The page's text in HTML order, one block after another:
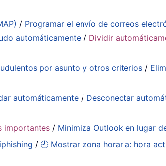
/ Programar el envío de correos
automáticamente / Dividir
por asunto y otros criterios /
automáticamente / Desconectar
importantes / Minimiza Outlook en lugar
/ 🕘 Mostrar zona horaria: hora